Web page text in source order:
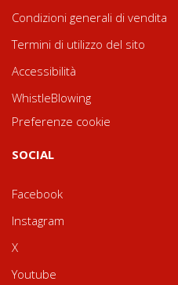
Condizioni generali di vendita
Termini di utilizzo del sito
Accessibilità
WhistleBlowing
Preferenze cookie
SOCIAL
Facebook
Instagram
X
Youtube